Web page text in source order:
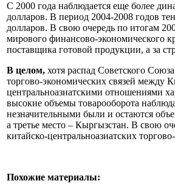
С 2000 года наблюдается еще более
долларов. В период 2004-2008 годов
долларов. В свою очередь по итогам
мирового финансово-экономического
поставщика готовой продукции, а за
В целом, хотя распад Советского
торгово-экономических связей между
центральноазиатскими отношениями
высокие объемы товарооборота
незначительными были и остаются
а третье место – Кыргызстан. В свою
китайско-центральноазиатских
Похожие материалы: